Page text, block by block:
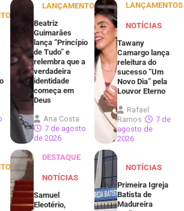
LANÇAMENTOS
Beatriz
Guimarães
lança “Princípio
de Tudo” e
relembra que a
verdadeira
identidade
começa em
Deus
Ana Costa
7 de agosto
de 2026
LANÇAMENTOS
NOTÍCIAS
Tawany
Camargo lança
releitura do
sucesso “Um
Novo Dia” pela
Louvor Eterno
Rafael
Ramos
7 de
agosto de
2026
DESTAQUE
NOTÍCIAS
Samuel
Eleotério,
NOTÍCIAS
Primeira Igreja
Batista de
Madureira